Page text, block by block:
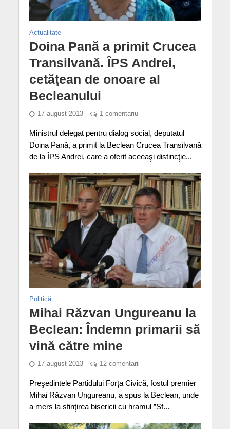
Actualitate
Doina Pană a primit Crucea
Transilvană. ÎPS Andrei,
cetăţean de onoare al
Becleanului
17 august 2013 1 comentariu
Ministrul delegat pentru dialog social, deputatul
Doina Pană, a primit la Beclean Crucea Transilvană
de la ÎPS Andrei, care a oferit aceeaşi distincţie...
Politică
Mihai Răzvan Ungureanu la
Beclean: Îndemn primarii să
vină către mine
17 august 2013 12 comentarii
Preşedintele Partidului Forţa Civică, fostul premier
Mihai Răzvan Ungureanu, a spus la Beclean, unde
a mers la sfinţirea bisericii cu hramul ”Sf...